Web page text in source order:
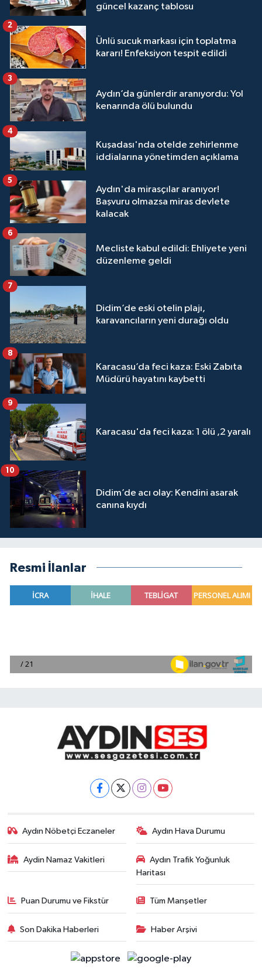
güncel kazanç tablosu
Ünlü sucuk markası için toplatma
kararı! Enfeksiyon tespit edildi
2
Aydın’da günlerdir aranıyordu: Yol
kenarında ölü bulundu
3
Kuşadası'nda otelde zehirlenme
iddialarına yönetimden açıklama
4
Aydın'da mirasçılar aranıyor!
Başvuru olmazsa miras devlete
kalacak
5
Mecliste kabul edildi: Ehliyete yeni
düzenleme geldi
6
Didim’de eski otelin plajı,
karavancıların yeni durağı oldu
7
Karacasu’da feci kaza: Eski Zabıta
Müdürü hayatını kaybetti
8
Karacasu'da feci kaza: 1 ölü ,2 yaralı
9
Didim’de acı olay: Kendini asarak
canına kıydı
10
Resmi İlanlar
Aydın Nöbetçi Eczaneler Aydın Hava Durumu
Aydin Namaz Vakitleri
Aydın Trafik Yoğunluk
Haritası
Puan Durumu ve Fikstür Tüm Manşetler
Son Dakika Haberleri Haber Arşivi